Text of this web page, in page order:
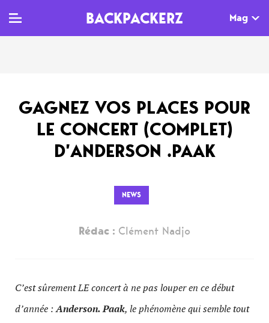
BACKPACKERZ Mag
Clips
Live
Documentaires
Dossiers
Tops
Interviews
Chroniques
Paris
Festivals
GAGNEZ VOS PLACES POUR
LE CONCERT (COMPLET)
D’ANDERSON .PAAK
NEWS
Rédac : Clément Nadjo
C’est sûrement LE concert à ne pas louper en ce début
d’année :Anderson. Paak, le phénomène qui semble tout